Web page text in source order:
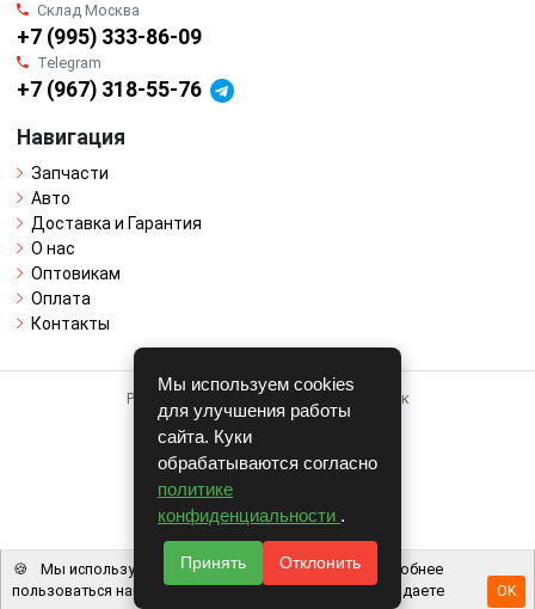
Склад Москва
+7 (995) 333-86-09
Telegram
+7 (967) 318-55-76
Навигация
Запчасти
Авто
Доставка и Гарантия
О нас
Оптовикам
Оплата
Контакты
Работает на системе для авторазборок
CARRO.БИЗНЕС
Полная версия
© COPYRIGHT 2026 г.
v1.1.24
Мы используем cookies
для улучшения работы
сайта. Куки
обрабатываются согласно
политике
конфиденциальности .
Принять Отклонить
🍪
Мы используем файлы cookie, чтобы вам было удобнее
пользоваться нашим сайтом. Используя наш сайт, вы даете
OK